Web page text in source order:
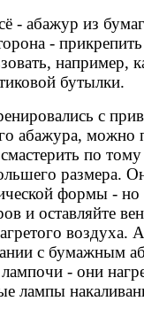
- абажур из
-
например,
бутылки.
с
абажура, можно
по
размера.
формы -
и оставляйте
воздуха.
с бумажным
- они
лампы